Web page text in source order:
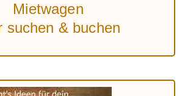
Mietwagen
suchen & buchen